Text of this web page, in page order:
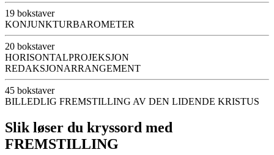
19 bokstaver
KONJUNKTURBAROMETER
20 bokstaver
HORISONTALPROJEKSJON
REDAKSJONARRANGEMENT
45 bokstaver
BILLEDLIG FREMSTILLING AV DEN LIDENDE KRISTUS
Slik løser du kryssord med
FREMSTILLING